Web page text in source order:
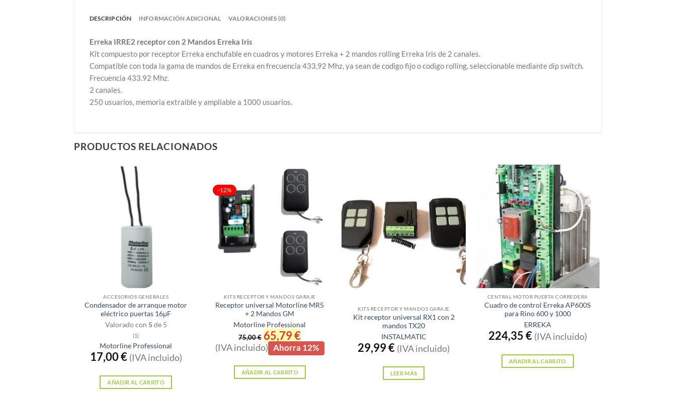
DESCRIPCIÓN INFORMACIÓN ADICIONAL VALORACIONES (0)
Erreka IRRE2 receptor con 2 Mandos Erreka Iris
Kit compuesto por receptor Erreka enchufable en cuadros y motores Erreka + 2 mandos rolling Erreka Iris de 2 canales.
Compatible con toda la gama de mandos de Erreka en frecuencia 433,92 Mhz, ya sean de codigo fijo o codigo rolling, seleccionable mediante dip switch.
Frecuencia 433.92 Mhz.
2 canales.
250 usuarios, memoria extraible y ampliable a 1000 usuarios.
PRODUCTOS RELACIONADOS
ACCESORIOS GENERALES
Condensador de arranque motor
eléctrico puertas 16μF
Valorado con 5de 5
(1)
Motorline Professional
17,00€ (IVA incluido)
AÑADIR AL CARRITO
-12%
KITS RECEPTOR Y MANDOS GARAJE
Receptor universal Motorline MR5
+ 2 Mandos GM
Motorline Professional
75,00€ El
precio
original
era:
75,00 €.
65,79€El
precio
actual
es:
65,79 €.
(IVA incluido) Ahorra 12%
AÑADIR AL CARRITO
KITS RECEPTOR Y MANDOS GARAJE
Kit receptor universal RX1 con 2
mandos TX20
INSTALMATIC
29,99€ (IVA incluido)
LEER MÁS
CENTRAL MOTOR PUERTA CORREDERA
Cuadro de control Erreka AP600S
para Rino 600 y 1000
ERREKA
224,35€ (IVA incluido)
AÑADIR AL CARRITO